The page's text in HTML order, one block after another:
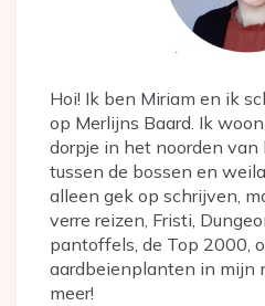
Hoi! Ik ben Miriam en ik
op Merlijns Baard. Ik
dorpje in het noorden van
tussen de bossen en
alleen gek op schrijven,
verre reizen, Fristi,
pantoffels, de Top 2000,
aardbeienplanten in mijn
meer!